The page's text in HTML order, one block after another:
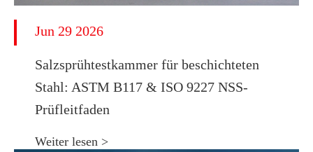
Jun 29 2026
​Salzsprühtestkammer für beschichteten
Stahl: ASTM B117 & ISO 9227 NSS-
Prüfleitfaden
Weiter lesen >